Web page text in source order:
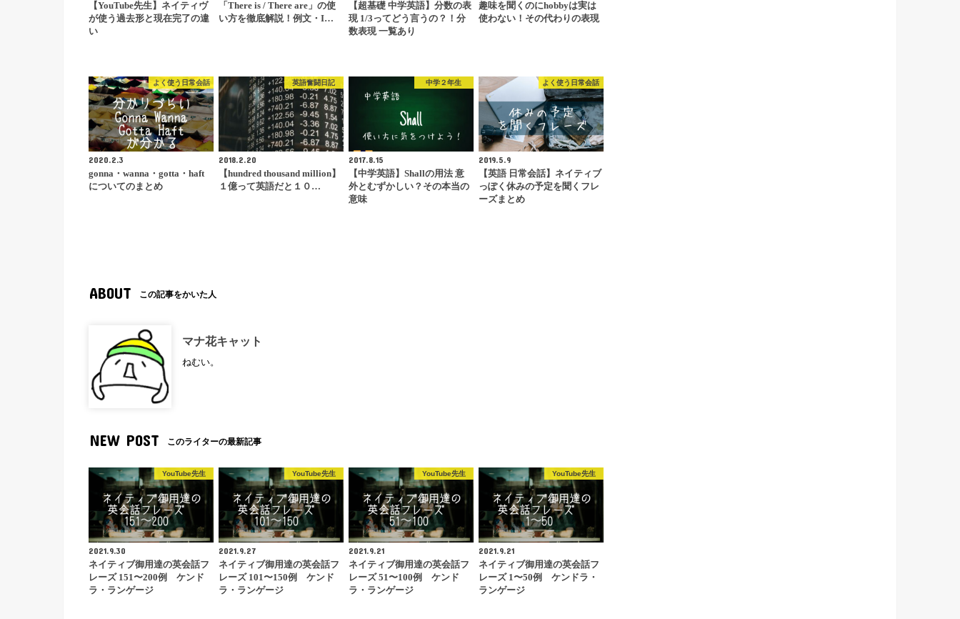
【YouTube先生】ネイティヴ
が使う過去形と現在完了の違
い
「There is / There are」の使
い方を徹底解説！例文・I…
【超基礎 中学英語】分数の表
現 1/3ってどう言うの？！分
数表現 一覧あり
趣味を聞くのにhobbyは実は
使わない！その代わりの表現
よく使う日常会話
2020.2.3
gonna・wanna・gotta・haft
についてのまとめ
英語奮闘日記
2018.2.20
【hundred thousand million】
１億って英語だと１０…
中学２年生
2017.8.15
【中学英語】Shallの用法 意
外とむずかしい？その本当の
意味
よく使う日常会話
2019.5.9
【英語 日常会話】ネイティブ
っぽく休みの予定を聞くフレ
ーズまとめ
ABOUT この記事をかいた人
マナ花キャット
ねむい。
NEW POST このライターの最新記事
YouTube先生
2021.9.30
ネイティブ御用達の英会話フ
レーズ 151〜200例 ケンド
ラ・ランゲージ
YouTube先生
2021.9.27
ネイティブ御用達の英会話フ
レーズ 101〜150例 ケンド
ラ・ランゲージ
YouTube先生
2021.9.21
ネイティブ御用達の英会話フ
レーズ 51〜100例 ケンド
ラ・ランゲージ
YouTube先生
2021.9.21
ネイティブ御用達の英会話フ
レーズ 1〜50例 ケンドラ・
ランゲージ